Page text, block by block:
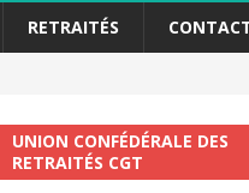
RETRAITÉS
UNION CONFÉDÉRALE DES
RETRAITÉS CGT